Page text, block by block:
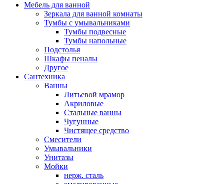
Мебель для ванной
Зеркала для ванной комнаты
Тумбы с умывальниками
Тумбы подвесные
Тумбы напольные
Подстолья
Шкафы пеналы
Другое
Сантехника
Ванны
Литьевой мрамор
Акриловые
Стальные ванны
Чугунные
Чистящее средство
Смесители
Умывальники
Унитазы
Мойки
нерж. сталь